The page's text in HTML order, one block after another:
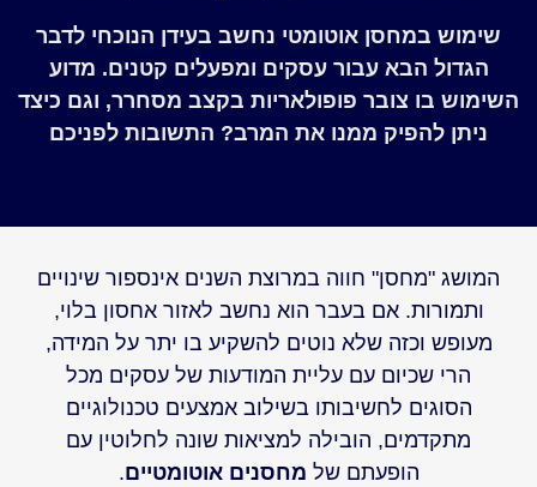
שימוש במחסן אוטומטי נחשב בעידן הנוכחי לדבר
הגדול הבא עבור עסקים ומפעלים קטנים. מדוע
השימוש בו צובר פופולאריות בקצב מסחרר, וגם כיצד
ניתן להפיק ממנו את המרב? התשובות לפניכם
המושג "מחסן" חווה במרוצת השנים אינספור שינויים
ותמורות. אם בעבר הוא נחשב לאזור אחסון בלוי,
מעופש וכזה שלא נוטים להשקיע בו יתר על המידה,
הרי שכיום עם עליית המודעות של עסקים מכל
הסוגים לחשיבותו בשילוב אמצעים טכנולוגיים
מתקדמים, הובילה למציאות שונה לחלוטין עם
הופעתם של מחסנים אוטומטיים.